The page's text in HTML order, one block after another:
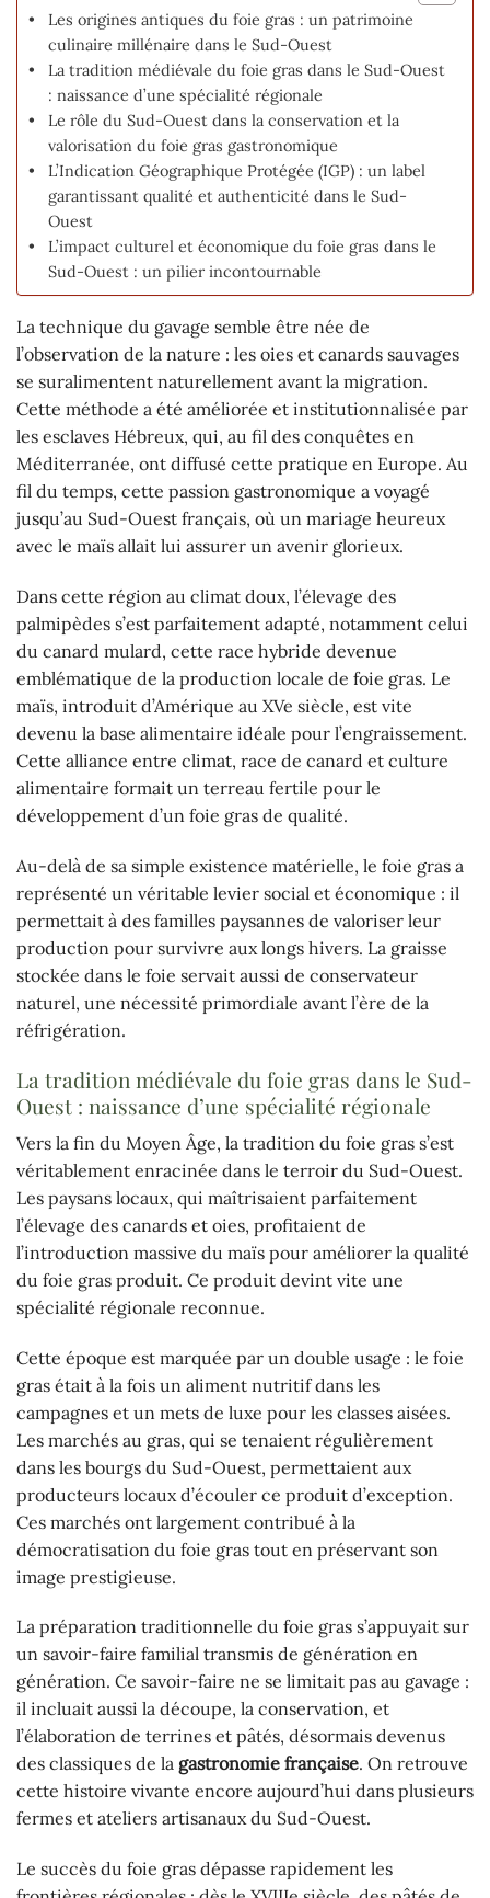
Les origines antiques du foie gras : un patrimoine
culinaire millénaire dans le Sud-Ouest
La tradition médiévale du foie gras dans le Sud-Ouest
: naissance d’une spécialité régionale
Le rôle du Sud-Ouest dans la conservation et la
valorisation du foie gras gastronomique
L’Indication Géographique Protégée (IGP) : un label
garantissant qualité et authenticité dans le Sud-
Ouest
L’impact culturel et économique du foie gras dans le
Sud-Ouest : un pilier incontournable
La technique du gavage semble être née de
l’observation de la nature : les oies et canards sauvages
se suralimentent naturellement avant la migration.
Cette méthode a été améliorée et institutionnalisée par
les esclaves Hébreux, qui, au fil des conquêtes en
Méditerranée, ont diffusé cette pratique en Europe. Au
fil du temps, cette passion gastronomique a voyagé
jusqu’au Sud-Ouest français, où un mariage heureux
avec le maïs allait lui assurer un avenir glorieux.
Dans cette région au climat doux, l’élevage des
palmipèdes s’est parfaitement adapté, notamment celui
du canard mulard, cette race hybride devenue
emblématique de la production locale de foie gras. Le
maïs, introduit d’Amérique au XVe siècle, est vite
devenu la base alimentaire idéale pour l’engraissement.
Cette alliance entre climat, race de canard et culture
alimentaire formait un terreau fertile pour le
développement d’un foie gras de qualité.
Au-delà de sa simple existence matérielle, le foie gras a
représenté un véritable levier social et économique : il
permettait à des familles paysannes de valoriser leur
production pour survivre aux longs hivers. La graisse
stockée dans le foie servait aussi de conservateur
naturel, une nécessité primordiale avant l’ère de la
réfrigération.
La tradition médiévale du foie gras dans le Sud-
Ouest : naissance d’une spécialité régionale
Vers la fin du Moyen Âge, la tradition du foie gras s’est
véritablement enracinée dans le terroir du Sud-Ouest.
Les paysans locaux, qui maîtrisaient parfaitement
l’élevage des canards et oies, profitaient de
l’introduction massive du maïs pour améliorer la qualité
du foie gras produit. Ce produit devint vite une
spécialité régionale reconnue.
Cette époque est marquée par un double usage : le foie
gras était à la fois un aliment nutritif dans les
campagnes et un mets de luxe pour les classes aisées.
Les marchés au gras, qui se tenaient régulièrement
dans les bourgs du Sud-Ouest, permettaient aux
producteurs locaux d’écouler ce produit d’exception.
Ces marchés ont largement contribué à la
démocratisation du foie gras tout en préservant son
image prestigieuse.
La préparation traditionnelle du foie gras s’appuyait sur
un savoir-faire familial transmis de génération en
génération. Ce savoir-faire ne se limitait pas au gavage :
il incluait aussi la découpe, la conservation, et
l’élaboration de terrines et pâtés, désormais devenus
des classiques de la gastronomie française. On retrouve
cette histoire vivante encore aujourd’hui dans plusieurs
fermes et ateliers artisanaux du Sud-Ouest.
Le succès du foie gras dépasse rapidement les